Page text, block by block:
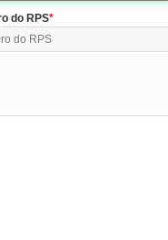
do RPS